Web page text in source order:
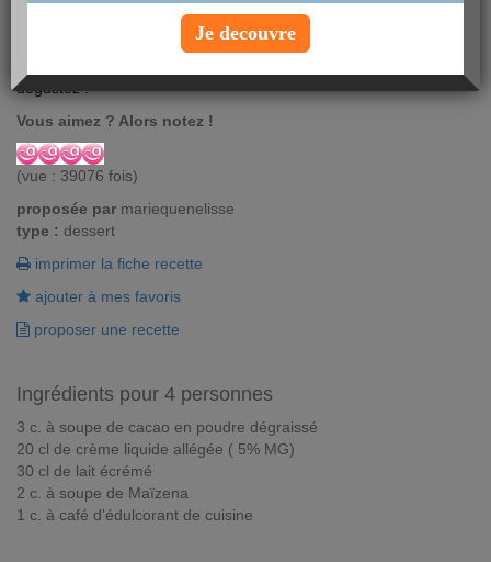
Un dessert qui plait autant aux petits gourmands qu'aux grands,
c'est la crème au chocolat. Voici d'ailleurs une version allégée de
dégustez !
Vous aimez ? Alors notez !
(vue : 39076 fois)
proposée par mariequenelisse
type : dessert
imprimer la fiche recette
ajouter à mes favoris
proposer une recette
Ingrédients pour 4 personnes
3 c. à soupe de cacao en poudre dégraissé
20 cl de crème liquide allégée ( 5% MG)
30 cl de lait écrémé
2 c. à soupe de Maïzena
1 c. à café d'édulcorant de cuisine
Je decouvre